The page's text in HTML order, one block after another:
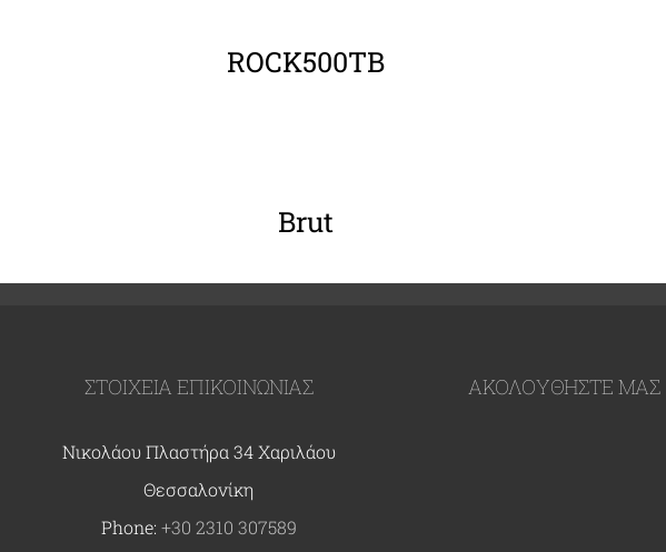
ROCK500TB
Brut
ΣΤΟΙΧΕΙΑ ΕΠΙΚΟΙΝΩΝΙΑΣ
Νικολάου Πλαστήρα 34 Χαριλάου
Θεσσαλονίκη
Phone: +30 2310 307589
ΑΚΟΛΟΥΘΉΣΤΕ ΜΑΣ